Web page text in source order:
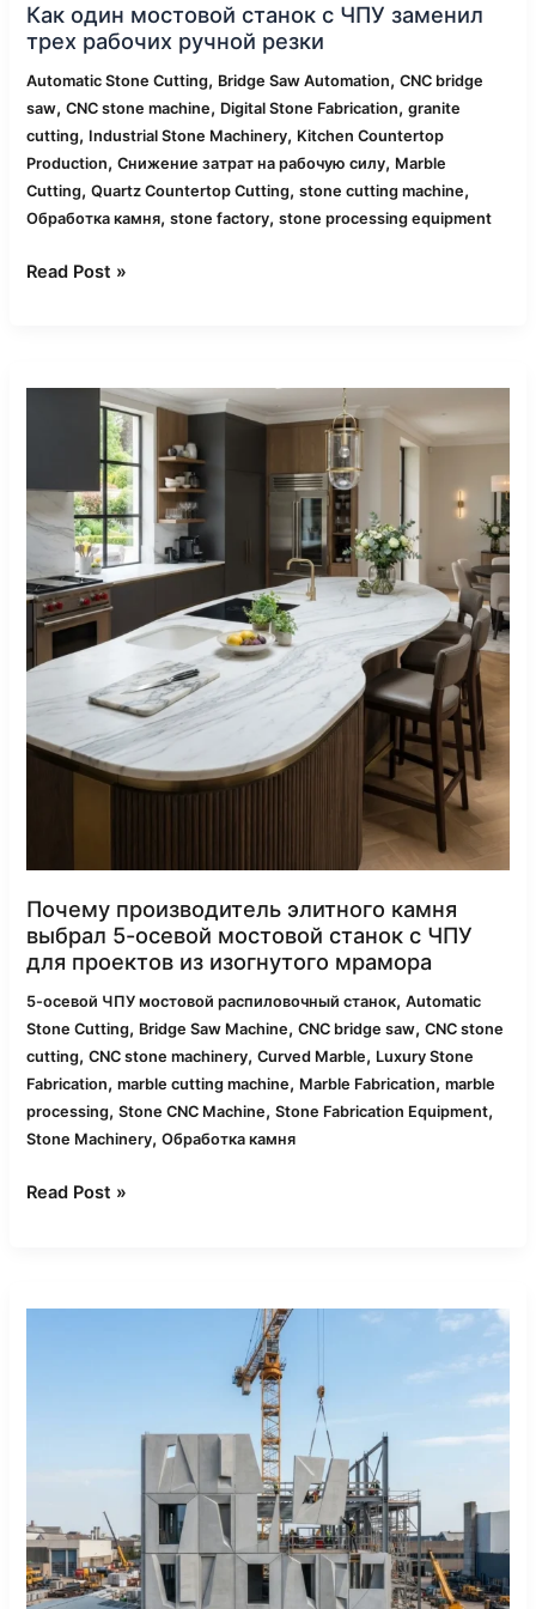
Как один мостовой станок с ЧПУ заменил
трех рабочих ручной резки
Automatic Stone Cutting, Bridge Saw Automation,CNC bridge
saw,CNC stone machine, Digital Stone Fabrication,granite
cutting, Industrial Stone Machinery, Kitchen Countertop
Production,Снижение затрат на рабочую силу, Marble
Cutting,Quartz Countertop Cutting,stone cutting machine,
Обработка камня,stone factory,stone processing equipment
Read Post »
Почему производитель элитного камня
выбрал 5-осевой мостовой станок с ЧПУ
для проектов из изогнутого мрамора
5-осевой ЧПУ мостовой распиловочный станок,Automatic
Stone Cutting, Bridge Saw Machine,CNC bridge saw,CNC stone
cutting,CNC stone machinery,Curved Marble, Luxury Stone
Fabrication,marble cutting machine, Marble Fabrication,marble
processing,Stone CNC Machine,Stone Fabrication Equipment,
Stone Machinery,Обработка камня
производитель
элитного
выбрал
5-
осевой
мостовой
станок
с
ЧПУ
для
проектов
из
изогнутого
мрамора
Read Post »